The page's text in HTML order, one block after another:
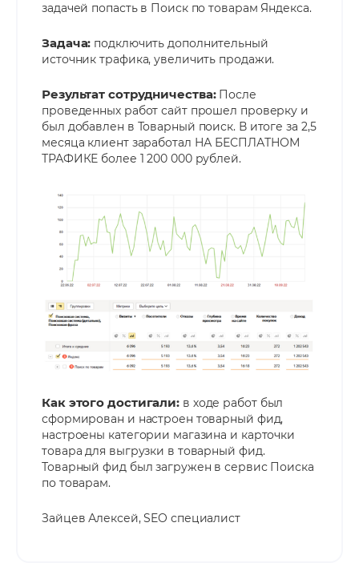
задачей попасть в Поиск по товарам Яндекса.
Задача: подключить дополнительный
источник трафика, увеличить продажи.
Результат сотрудничества:После
проведенных работ сайт прошел проверку и
был добавлен в Товарный поиск. В итоге за 2,5
месяца клиент заработал НА БЕСПЛАТНОМ
ТРАФИКЕ более 1 200 000 рублей.
Как этого достигали: в ходе работ был
сформирован и настроен товарный фид,
настроены категории магазина и карточки
товара для выгрузки в товарный фид.
Товарный фид был загружен в сервис Поиска
по товарам.
Зайцев Алексей, SEO специалист